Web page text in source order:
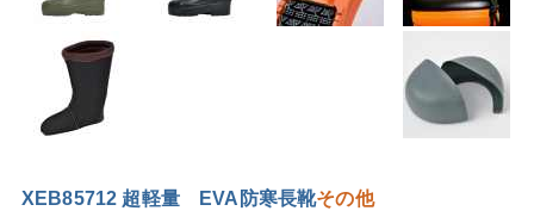
XEB85712 超軽量 EVA防寒長靴その他